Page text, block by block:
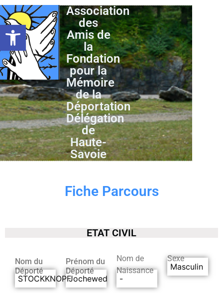
Ouvrir la barre d’outils
Association
des
Amis de
la
Fondation
pour la
Mémoire
de la
Déportation
Délégation
de
Haute-
Savoie
Fiche Parcours
ETAT CIVIL
Nom du
Déporté
STOCKKNOPF
Prénom du
Déporté
Jochewed
Nom de
Naissance
-
Sexe
Masculin